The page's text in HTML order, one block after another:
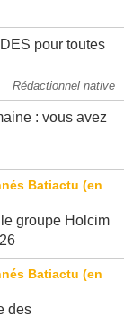
pour toutes
Rédactionnel native
: vous avez
groupe Holcim
des